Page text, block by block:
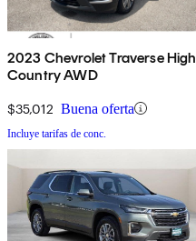
2023 Chevrolet Traverse High
Country AWD
$35,012 Buena oferta
Incluye tarifas de conc.